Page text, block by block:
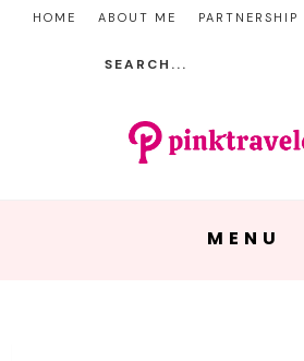
HOME ABOUT ME PARTNERSHIP
MENU